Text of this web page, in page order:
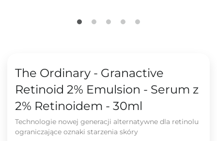
The Ordinary - Granactive
Retinoid 2% Emulsion - Serum z
2% Retinoidem - 30ml
Technologie nowej generacji alternatywne dla retinolu
ograniczające oznaki starzenia skóry